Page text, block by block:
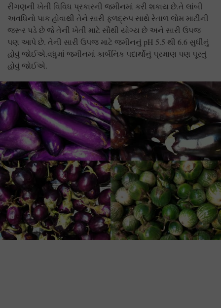
રીંગણની ખેતી વિવિધ પ્રકારની જમીનમાં કરી શકાય છે.તે લાંબી
અવધિનો પાક હોવાથી તેને સારી ફળદ્રુપ સાથે રેતાળ લોમ માટીની
જરૂર પડે છે જે તેની ખેતી માટે સૌથી યોગ્ય છે અને સારી ઉપજ
પણ આપે છે. તેની સારી ઉપજ માટે જમીનનું pH 5.5 થી 6.6 સુધીનું
હોવું જોઈએ.વધુમાં જમીનમાં કાર્બનિક પદાર્થોનું પ્રમાણ પણ પૂરતું
હોવું જોઈએ.